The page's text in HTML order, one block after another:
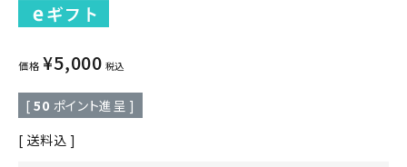
価格 ¥5,000 税込
[ 50 ポイント進呈 ]
送料込